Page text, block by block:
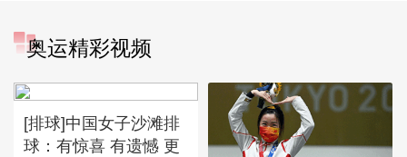
奥运精彩视频
[排球]中国女子沙滩排
球：有惊喜 有遗憾 更